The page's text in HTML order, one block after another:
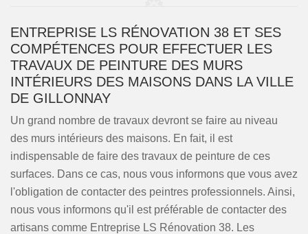
ENTREPRISE LS RÉNOVATION 38 ET SES
COMPÉTENCES POUR EFFECTUER LES
TRAVAUX DE PEINTURE DES MURS
INTÉRIEURS DES MAISONS DANS LA VILLE
DE GILLONNAY
Un grand nombre de travaux devront se faire au niveau
des murs intérieurs des maisons. En fait, il est
indispensable de faire des travaux de peinture de ces
surfaces. Dans ce cas, nous vous informons que vous avez
l'obligation de contacter des peintres professionnels. Ainsi,
nous vous informons qu'il est préférable de contacter des
artisans comme Entreprise LS Rénovation 38. Les